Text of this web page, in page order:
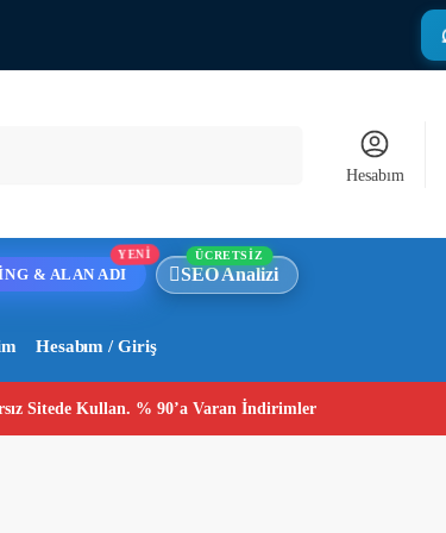
Hesabım
& ALAN ADI
YENİ
SEO Analizi
ÜCRETSİZ
Hesabım / Giriş
Sitede Kullan. % 90’a Varan İndirimler